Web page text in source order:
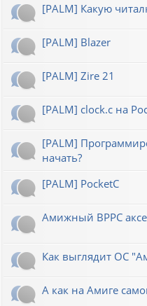
[PALM] Какую
[PALM] Blazer
[PALM] Zire 21
[PALM] clock.c на
[PALM]
начать?
[PALM] PocketC
Амижный BPPC
Как выглядит ОС
А как на Амиге